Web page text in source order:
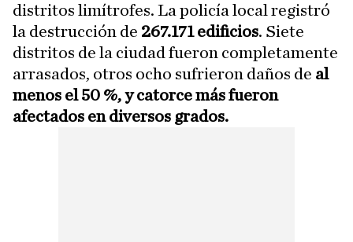
distritos limítrofes. La policía local registró
la destrucción de 267.171 edificios. Siete
distritos de la ciudad fueron completamente
arrasados, otros ocho sufrieron daños de al
menos el 50 %, y catorce más fueron
afectados en diversos grados.